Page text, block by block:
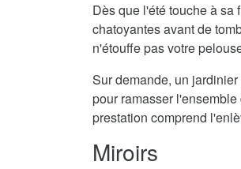
Dès que l'été touche à sa
chatoyantes avant de
n'étouffe pas votre
Sur demande, un
pour ramasser
prestation comprend
Miroirs